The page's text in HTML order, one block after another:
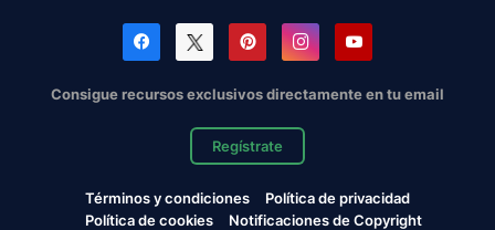
Consigue recursos exclusivos directamente en tu email
Regístrate
Términos y condiciones
Política de privacidad
Política de cookies
Notificaciones de Copyright